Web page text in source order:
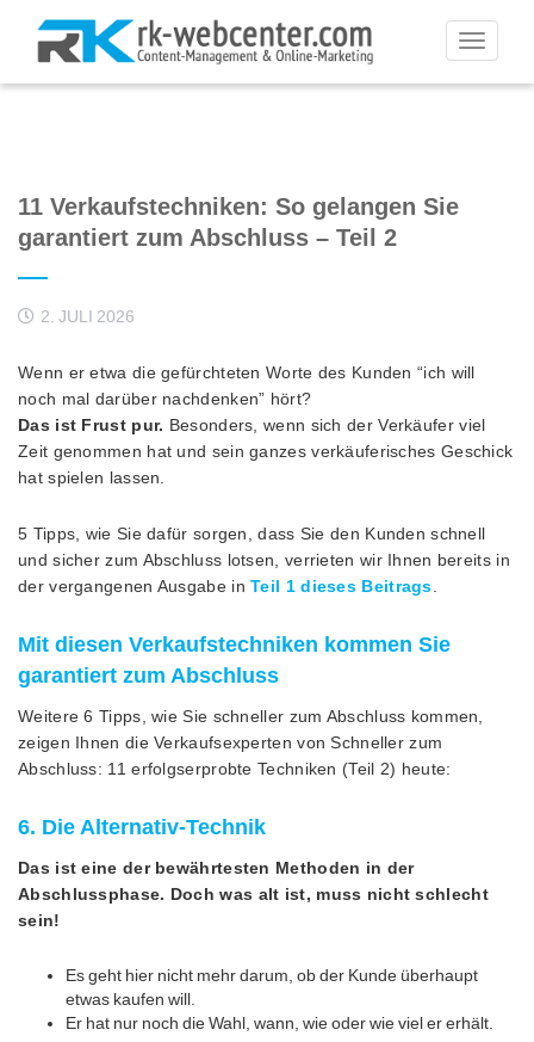
Toggle
11 Verkaufstechniken: So gelangen Sie
garantiert zum Abschluss – Teil 2
2. JULI 2026
Wenn er etwa die gefürchteten Worte des Kunden “ich will
noch mal darüber nachdenken” hört?
Das ist Frust pur. Besonders, wenn sich der Verkäufer viel
Zeit genommen hat und sein ganzes verkäuferisches Geschick
hat spielen lassen.
5 Tipps, wie Sie dafür sorgen, dass Sie den Kunden schnell
und sicher zum Abschluss lotsen, verrieten wir Ihnen bereits in
der vergangenen Ausgabe inTeil 1 dieses Beitrags
Mit diesen Verkaufstechniken kommen Sie
garantiert zum Abschluss
Weitere 6 Tipps, wie Sie schneller zum Abschluss kommen,
zeigen Ihnen die Verkaufsexperten von Schneller zum
Abschluss: 11 erfolgserprobte Techniken (Teil 2) heute:
6. Die Alternativ-Technik
Das ist eine der bewährtesten Methoden in der
Abschlussphase. Doch was alt ist, muss nicht schlecht
sein!
Es geht hier nicht mehr darum, ob der Kunde überhaupt
etwas kaufen will.
Er hat nur noch die Wahl, wann, wie oder wie viel er erhält.